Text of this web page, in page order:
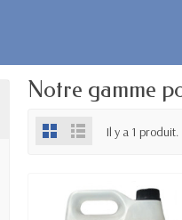
Notre gamme
Il y a 1 produit.